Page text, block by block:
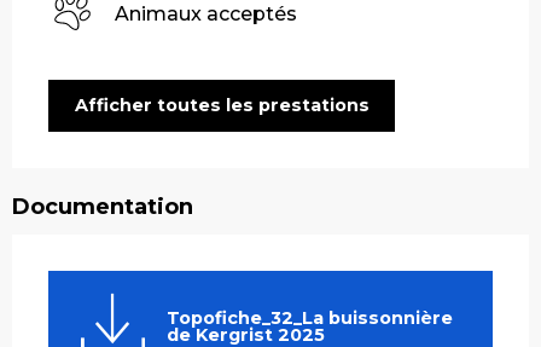
Animaux acceptés
Afficher toutes les prestations
Documentation
Topofiche_32_La buissonnière
de Kergrist 2025